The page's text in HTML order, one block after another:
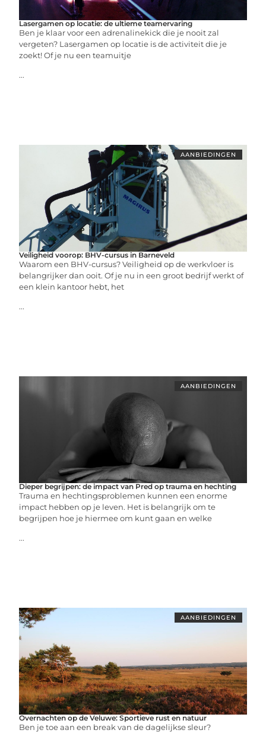
Lasergamen op locatie: de ultieme teamervaring
Ben je klaar voor een adrenalinekick die je nooit zal
vergeten? Lasergamen op locatie is de activiteit die je
zoekt! Of je nu een teamuitje
...
AANBIEDINGEN
Veiligheid voorop: BHV-cursus in Barneveld
Waarom een BHV-cursus? Veiligheid op de werkvloer is
belangrijker dan ooit. Of je nu in een groot bedrijf werkt of
een klein kantoor hebt, het
...
AANBIEDINGEN
Dieper begrijpen: de impact van Pred op trauma en hechting
Trauma en hechtingsproblemen kunnen een enorme
impact hebben op je leven. Het is belangrijk om te
begrijpen hoe je hiermee om kunt gaan en welke
...
AANBIEDINGEN
Overnachten op de Veluwe: Sportieve rust en natuur
Ben je toe aan een break van de dagelijkse sleur?